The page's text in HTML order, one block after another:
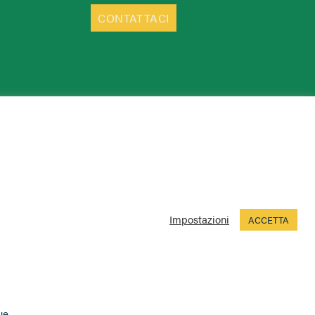
CONTATTACI
Impostazioni ACCETTA